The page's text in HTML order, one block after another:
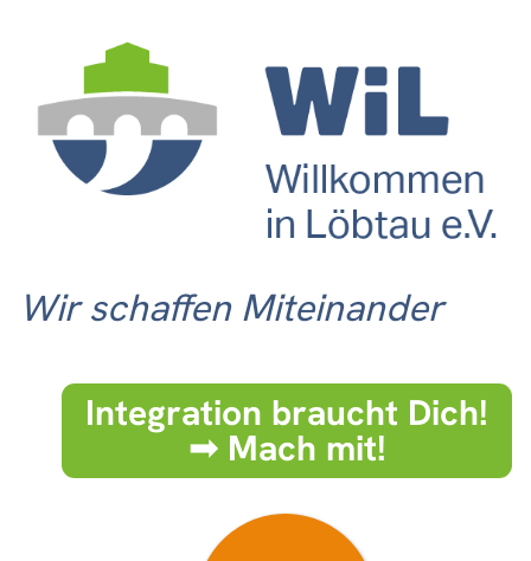
Wir schaffen Miteinander
Integration braucht Dich!
➟ Mach mit!